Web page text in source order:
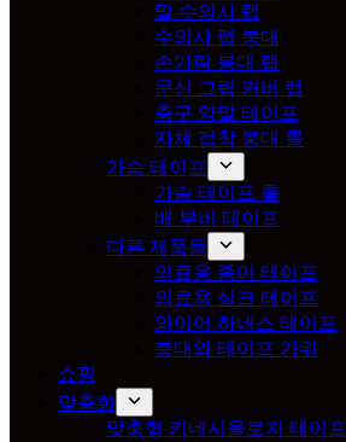
말 수의사 랩
수의사 랩 붕대
손가락 붕대 랩
문신 그립 커버 랩
축구 양말 테이프
자체 접착 붕대 롤
가슴 테이프
가슴 테이프 롤
배 부비 테이프
다른 제품들
의료용 종이 테이프
의료용 실크 테이프
와이어 하네스 테이프
붕대와 테이프 가위
쇼핑
맞춤화
맞춤형 키네시올로지 테이프